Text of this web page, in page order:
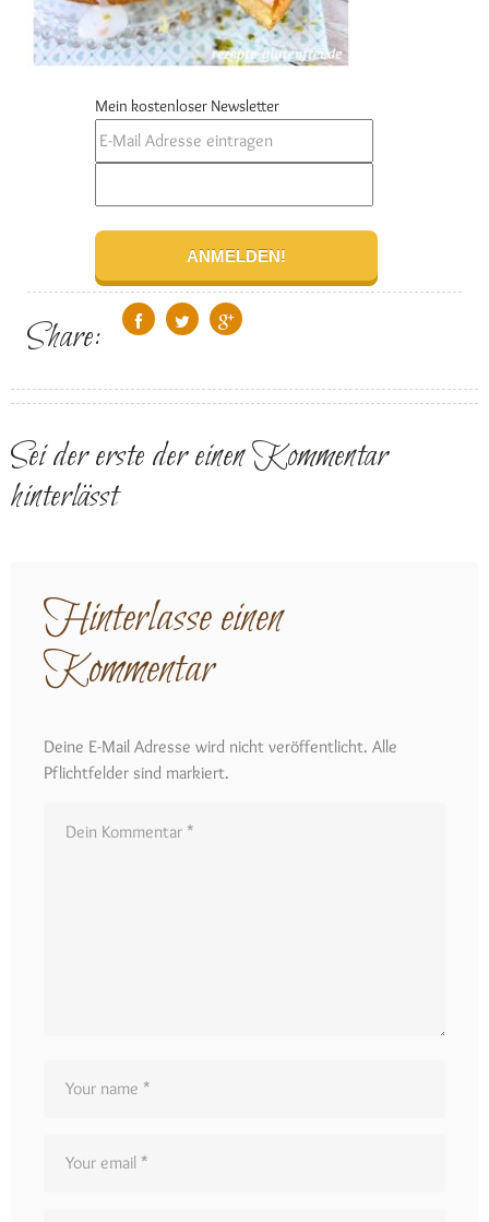
Mein kostenloser Newsletter
Share:
Sei der erste der einen Kommentar
hinterlässt
Hinterlasse einen
Kommentar
Deine E-Mail Adresse wird nicht veröffentlicht. Alle
Pflichtfelder sind markiert.